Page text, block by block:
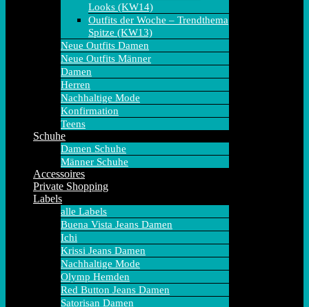
Looks (KW14)
Outfits der Woche – Trendthema
Spitze (KW13)
Neue Outfits Damen
Neue Outfits Männer
Damen
Herren
Nachhaltige Mode
Konfirmation
Teens
Schuhe
Damen Schuhe
Männer Schuhe
Accessoires
Private Shopping
Labels
alle Labels
Buena Vista Jeans Damen
Ichi
Krissi Jeans Damen
Nachhaltige Mode
Olymp Hemden
Red Button Jeans Damen
Satorisan Damen